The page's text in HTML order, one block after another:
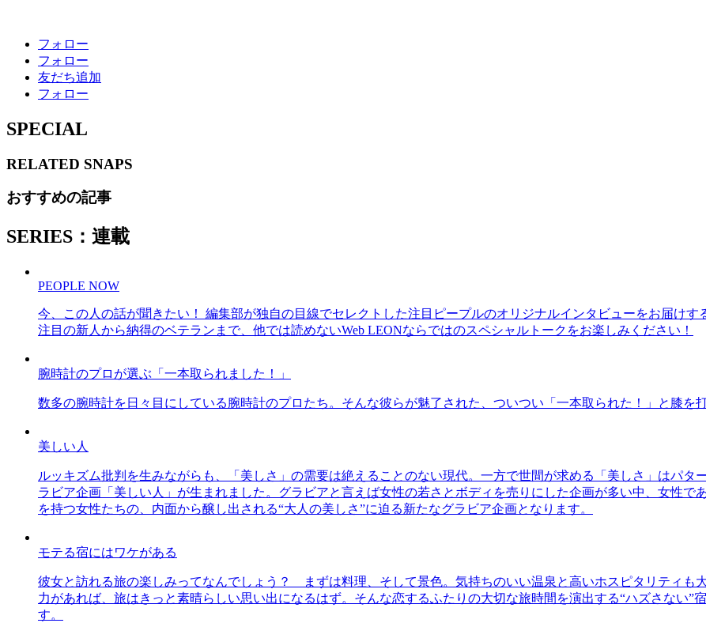
フォロー
フォロー
友だち追加
フォロー
SPECIAL
RELATED SNAPS
おすすめの記事
SERIES：連載
PEOPLE NOW
今、この人の話が聞きたい！ 編集部が独自の目線でセレクトした注目ピープルのオリジナルインタビューをお届けす
注目の新人から納得のベテランまで、他では読めないWeb LEONならではのスペシャルトークをお楽しみください！
腕時計のプロが選ぶ「一本取られました！」
数多の腕時計を日々目にしている腕時計のプロたち。そんな彼らが魅了された、ついつい「一本取られた！」と膝を
美しい人
ルッキズム批判を生みながらも、「美しさ」の需要は絶えることのない現代。一方で世間が求める「美しさ」はパ
ラビア企画「美しい人」が生まれました。グラビアと言えば女性の若さとボディを売りにした企画が多い中、女性で
を持つ女性たちの、内面から醸し出される“大人の美しさ”に迫る新たなグラビア企画となります。
モテる宿にはワケがある
彼女と訪れる旅の楽しみってなんでしょう？ まずは料理、そして景色。気持ちのいい温泉と高いホスピタリティも
力があれば、旅はきっと素晴らしい思い出になるはず。そんな恋するふたりの大切な旅時間を演出する“ハズさない”
す。